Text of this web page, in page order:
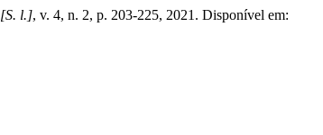
[S. l.], v. 4, n. 2, p. 203-225, 2021. Disponível em: